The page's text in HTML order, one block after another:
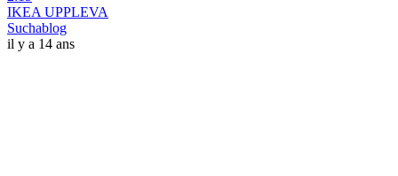
IKEA UPPLEVA
Suchablog
il y a 14 ans